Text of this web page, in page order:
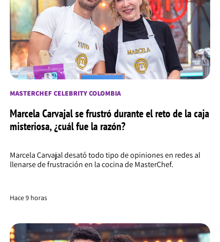
MASTERCHEF CELEBRITY COLOMBIA
Marcela Carvajal se frustró durante el reto de la caja
misteriosa, ¿cuál fue la razón?
Marcela Carvajal desató todo tipo de opiniones en redes al
llenarse de frustración en la cocina de MasterChef.
Hace 9 horas